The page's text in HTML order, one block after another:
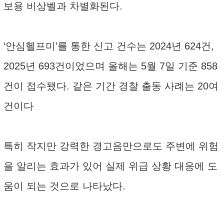
보용 비상벨과 차별화된다.
‘안심헬프미’를 통한 신고 건수는 2024년 624건,
2025년 693건이었으며 올해는 5월 7일 기준 858
건이 접수됐다. 같은 기간 경찰 출동 사례는 20여
건이다
특히 작지만 강력한 경고음만으로도 주변에 위험
을 알리는 효과가 있어 실제 위급 상황 대응에 도
움이 되는 것으로 나타났다.